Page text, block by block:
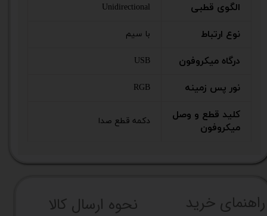
الگوی قطبی Unidirectional
نوع ارتباط با سیم
درگاه میکروفون USB
نور پس زمینه RGB
کلید قطع و وصل
میکروفون
دکمه‌ قطع صدا
راهنما​​​​​​​​​​​​​​ی خرید نحوه ارسال کالا